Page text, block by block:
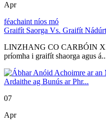
Apr
féachaint níos mó
Graifít Saorga Vs. Graifít
LINZHANG CO CARBÓIN
príomha i graifít shaorga agus
07
Apr